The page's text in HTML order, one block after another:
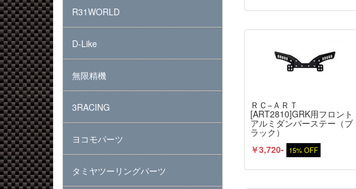
ＲＣ−ＡＲＴ
[ART2810]GRK用フロント
アルミダンパーステー（ブ
ラック）
￥3,720- 15% OFF
R31WORLD
D-Like
無限精機
3RACING
ヨコモパーツ
タミヤツーリングパーツ